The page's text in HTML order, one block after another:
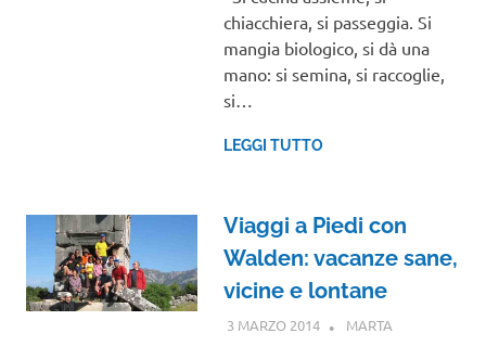
chiacchiera, si passeggia. Si
mangia biologico, si dà una
mano: si semina, si raccoglie,
si…
LEGGI TUTTO
Viaggi a Piedi con
Walden: vacanze sane,
vicine e lontane
3 MARZO 2014 MARTA